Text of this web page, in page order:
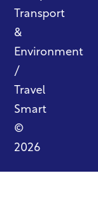
Transport
&
Environment
/
Travel
Smart
©
2026